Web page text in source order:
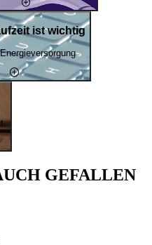
ist wichtig
GEFALLEN